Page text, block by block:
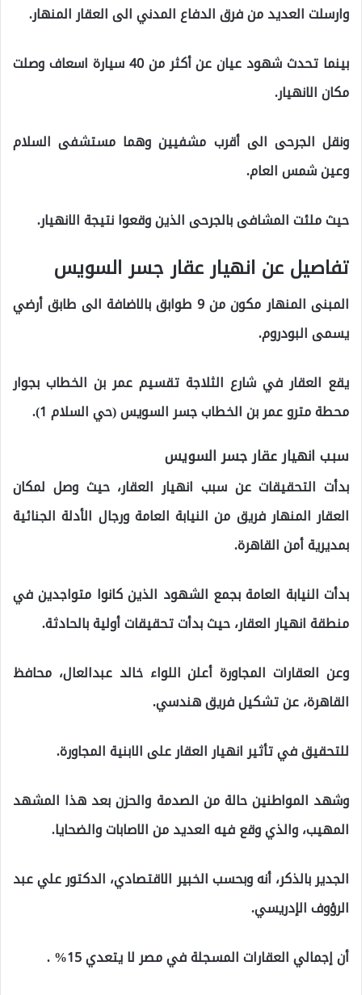
وارسلت العديد من فرق الدفاع المدني الى العقار المنهار.
بينما تحدث شهود عيان عن أكثر من 40 سيارة اسعاف وصلت
مكان الانهيار.
ونقل الجرحى الى أقرب مشفيين وهما مستشفى السلام
وعين شمس العام.
حيث ملئت المشافى بالجرحى الذين وقعوا نتيجة الانهيار.
تفاصيل عن انهيار عقار جسر السويس
المبنى المنهار مكون من 9 طوابق بالاضافة الى طابق أرضي
يسمى البودروم.
يقع العقار في شارع الثلاجة تقسيم عمر بن الخطاب بجوار
محطة مترو عمر بن الخطاب جسر السويس (حي السلام 1).
سبب انهيار عقار جسر السويس
بدأت التحقيقات عن سبب انهيار العقار، حيث وصل لمكان
العقار المنهار فريق من النيابة العامة ورجال الأدلة الجنائية
بمديرية أمن القاهرة.
بدأت النيابة العامة بجمع الشهود الذين كانوا متواجدين في
منطقة انهيار العقار، حيث بدأت تحقيقات أولية بالحادثة.
وعن العقارات المجاورة أعلن اللواء خالد عبدالعال، محافظ
القاهرة، عن تشكيل فريق هندسي.
للتحقيق في تأثير انهيار العقار على الابنية المجاورة.
وشهد المواطنين حالة من الصدمة والحزن بعد هذا المشهد
المهيب، والذي وقع فيه العديد من الاصابات والضحايا.
الجدير بالذكر، أنه وبحسب الخبير الاقتصادي، الدكتور علي عبد
الرؤوف الإدريسي.
أن إجمالي العقارات المسجلة في مصر لا يتعدي 15% .